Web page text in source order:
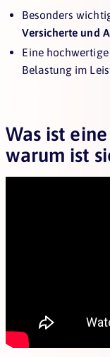
Besonders
Versicherte und
Eine
Belastung im
Was ist
warum ist